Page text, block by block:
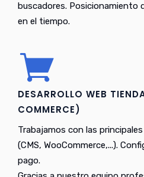
buscadores. Posicionamiento
en el tiempo.
DESARROLLO WEB
COMMERCE)
Trabajamos con las
(CMS, WooCommerce,...).
pago.